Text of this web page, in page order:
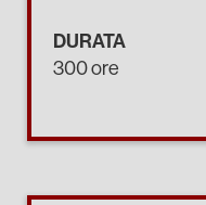
DURATA
300 ore